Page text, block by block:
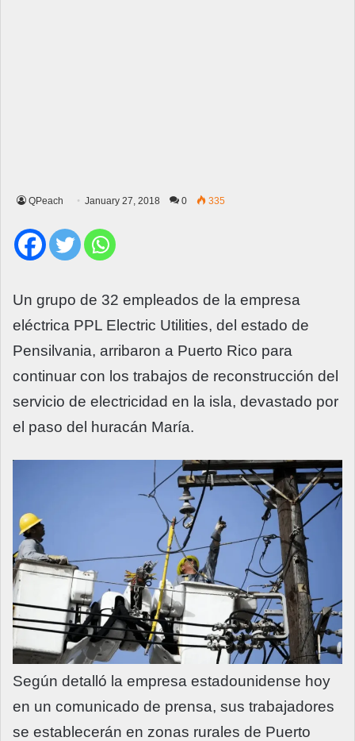
QPeach January 27, 2018 0 335
Un grupo de 32 empleados de la empresa
eléctrica PPL Electric Utilities, del estado de
Pensilvania, arribaron a Puerto Rico para
continuar con los trabajos de reconstrucción del
servicio de electricidad en la isla, devastado por
el paso del huracán María.
Según detalló la empresa estadounidense hoy
en un comunicado de prensa, sus trabajadores
se establecerán en zonas rurales de Puerto